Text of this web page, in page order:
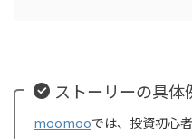
ストーリーの具体
moomooでは、投資初心